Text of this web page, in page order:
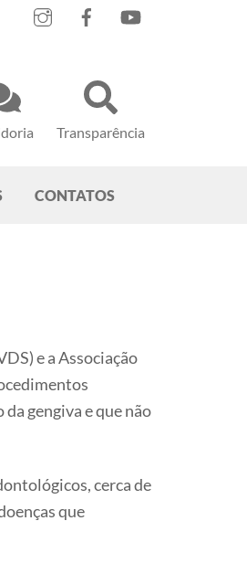
Transparência
CONTATOS
e a Associação
gengiva e que não
cerca de
que